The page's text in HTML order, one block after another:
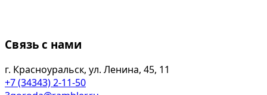
Связь с нами
г. Красноуральск, ул. Ленина, 45, 11
+7 (34343) 2-11-50